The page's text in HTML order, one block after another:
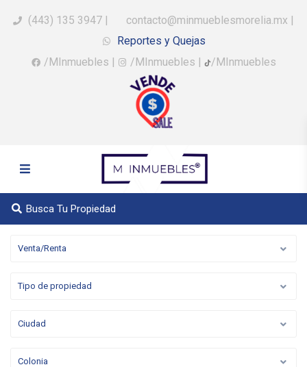
(443) 135 3947 | contacto@minmueblesmorelia.mx |
Reportes y Quejas
/MInmuebles | /MInmuebles | /MInmuebles
Busca Tu Propiedad
Venta/Renta
Tipo de propiedad
Ciudad
Colonia